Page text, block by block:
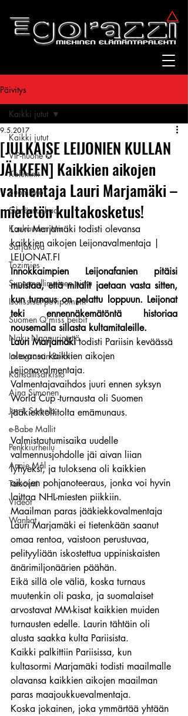
Päivitys
Kaikki jutut
VIP-huone ✪
Kolumnit
Suomitytöt
Silmänruokaa
Kuukauden Mirri
Sarjakuva
Tozimies
Supermallimainen pimu
Isotissiset povipommit
Suomen Q'miss beibit
Naku Naapurintyttö
Instagramin Beibit
Kansallisarkisto
Aina Simonen
Jan I. Somela
e-Babe Mallit
Penkkiurheilu
Annie Mål
Tatuointi
Videot
Wanhat
Kaikki jutut
[JULKAISE LEIJONIEN KULLAN
JÄLKEEN] Kaikkien aikojen
valmentaja Lauri Marjamäki –
mieletön kultakosketus!
9.5.2017
Lauri Marjamäki todisti olevansa
kaikkien aikojen Leijonavalmentaja |
LEIJONAT.FI
Innokkaimpien Leijonafanien pitäisi
muistaa, että mitalit jaetaan vasta sitten,
kun turnaus on pelattu loppuun. Leijonat
teki ennennäkemätöntä historiaa
nousemalla sillasta kultamitaleille.
Lauri Marjamäki todisti Pariisin keväässä
olevansa kaikkien aikojen
Leijonavalmentaja.
Valmentajavaihdos juuri ennen syksyn
World Cup -turnausta oli Suomen
jääkiekkoliitolta emämunaus.
Valmistautumisaika uudelle
valmennusjohdolle jäi aivan liian
lyhyeksi, ja tuloksena oli kaikkien
aikojen pohjanoteeraus, jonka voi hyvin
laittaa NHL-miesten piikkiin.
Maailman paras jääkiekkovalmentaja
Lauri Marjamäki ei tietenkään saanut
omaa rentoa, vaistoon perustuvaa,
pelityyliään iskostettua uppiniskaisten
änärimiljonäärien päähän.
Eikä sillä ole väliä, koska turnaus
muutenkin oli paska, ja suomalaiset
arvostavat MM-kisat kaikkien muiden
turnausten edelle. Laurin tähtäin oli
alusta saakka kulta Pariisista.
Kaikki palkittiin Pariisissa, kun
kultasormi Marjamäki todisti maailmalle
olavansa kaikkien aikojen maailman
paras maajoukkuevalmentaja.
Koska jokainen, joka ymmärtää yhtään